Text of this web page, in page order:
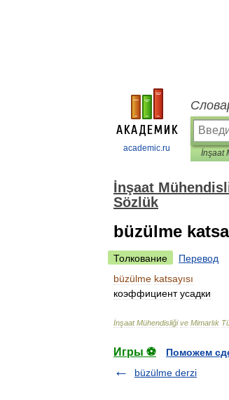
academic.ru
İnşaat
Sözlük
büzülme
Толкование
Перевод
büzülme katsayısı
коэффициент усадки
İnşaat Mühendisliği ve Mimarlık
Игры ⚽
Поможем
büzülme derzi